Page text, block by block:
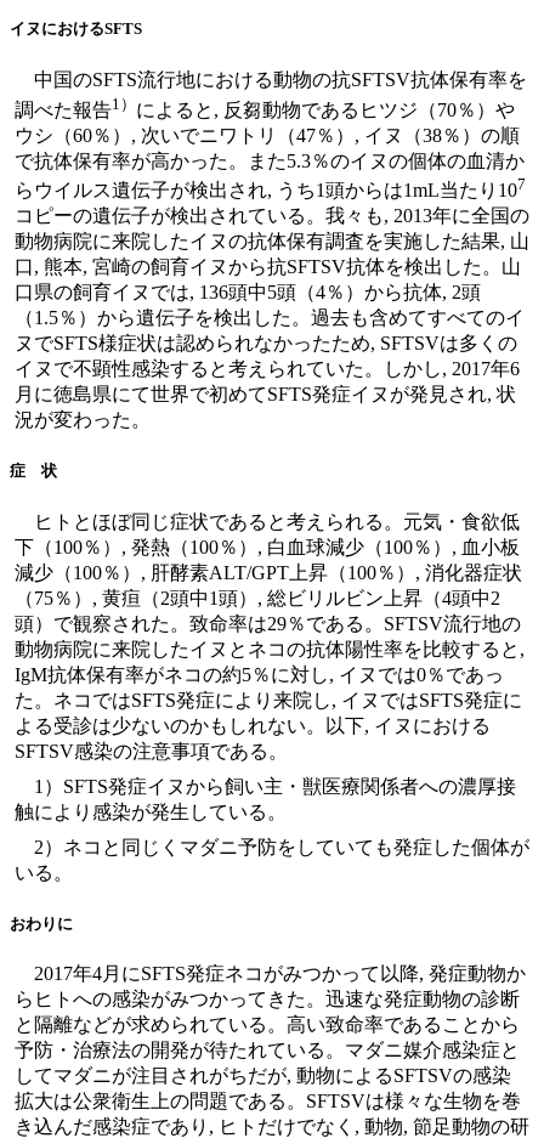
イヌにおけるSFTS
中国のSFTS流行地における動物の抗SFTSV抗体保有率を
調べた報告1） によると, 反芻動物であるヒツジ（70％）や
ウシ（60％）, 次いでニワトリ（47％）, イヌ（38％）の順
で抗体保有率が高かった。また5.3％のイヌの個体の血清か
らウイルス遺伝子が検出され, うち1頭からは1mL当たり107
コピーの遺伝子が検出されている。我々も, 2013年に全国の
動物病院に来院したイヌの抗体保有調査を実施した結果, 山
口, 熊本, 宮崎の飼育イヌから抗SFTSV抗体を検出した。山
口県の飼育イヌでは, 136頭中5頭（4％）から抗体, 2頭
（1.5％）から遺伝子を検出した。過去も含めてすべてのイ
ヌでSFTS様症状は認められなかったため, SFTSVは多くの
イヌで不顕性感染すると考えられていた。しかし, 2017年6
月に徳島県にて世界で初めてSFTS発症イヌが発見され, 状
況が変わった。
症 状
ヒトとほぼ同じ症状であると考えられる。元気・食欲低
下（100％）, 発熱（100％）, 白血球減少（100％）, 血小板
減少（100％）, 肝酵素ALT/GPT上昇（100％）, 消化器症状
（75％）, 黄疸（2頭中1頭）, 総ビリルビン上昇（4頭中2
頭）で観察された。致命率は29％である。SFTSV流行地の
動物病院に来院したイヌとネコの抗体陽性率を比較すると,
IgM抗体保有率がネコの約5％に対し, イヌでは0％であっ
た。ネコではSFTS発症により来院し, イヌではSFTS発症に
よる受診は少ないのかもしれない。以下, イヌにおける
SFTSV感染の注意事項である。
1）SFTS発症イヌから飼い主・獣医療関係者への濃厚接
触により感染が発生している。
2）ネコと同じくマダニ予防をしていても発症した個体が
いる。
おわりに
2017年4月にSFTS発症ネコがみつかって以降, 発症動物か
らヒトへの感染がみつかってきた。迅速な発症動物の診断
と隔離などが求められている。高い致命率であることから
予防・治療法の開発が待たれている。マダニ媒介感染症と
してマダニが注目されがちだが, 動物によるSFTSVの感染
拡大は公衆衛生上の問題である。SFTSVは様々な生物を巻
き込んだ感染症であり, ヒトだけでなく, 動物, 節足動物の研